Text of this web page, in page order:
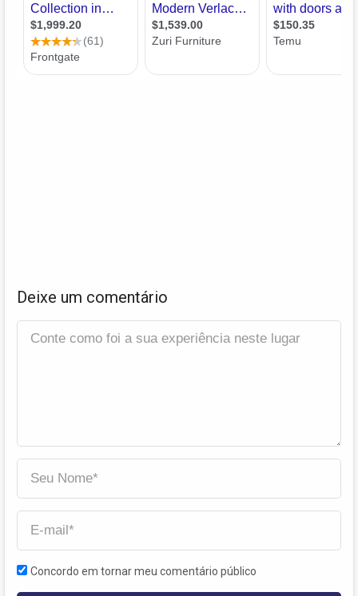
Deixe um comentário
Concordo em tornar meu comentário público